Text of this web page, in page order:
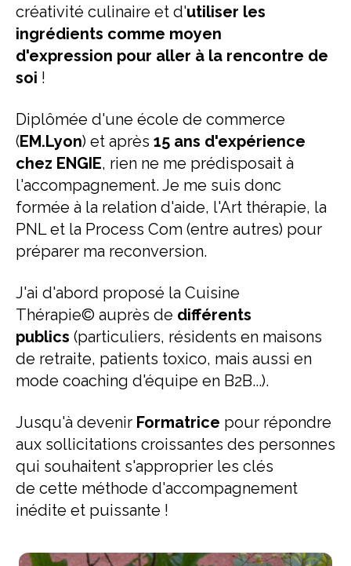
créativité culinaire et d'utiliser les
ingrédients comme moyen
d'expression pour aller à la rencontre de
soi !
Diplômée d'une école de commerce
(EM.Lyon) et après 15 ans d'expérience
chez ENGIE, rien ne me prédisposait à
l'accompagnement. Je me suis donc
formée à la relation d'aide, l'Art thérapie, la
PNL et la Process Com (entre autres) pour
préparer ma reconversion.
J'ai d'abord proposé la Cuisine
Thérapie© auprès de différents
publics (particuliers, résidents en maisons
de retraite, patients toxico, mais aussi en
mode coaching d'équipe en B2B...).
Jusqu'à devenir Formatrice pour répondre
aux sollicitations croissantes des personnes
qui souhaitent s'approprier les clés
de cette méthode d'accompagnement
inédite et puissante !